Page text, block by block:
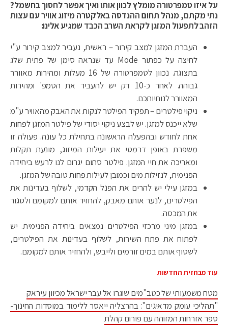
על איזו טמפרטורה מומלץ לכוון אותו ואיך אפשר לחסוך בחשמל?
נתי מקתם, מנהל תחום ההנדסה באלקטרה מיזוג אוויר עם עצות
הזהב לתפעול המזגן לקראת השרב הכבד שמגיע אלינו:
העברת המזגן למצב קירור – ראשית, נעביר למצב קירור ע"י
לחיצה על כפתור Mode עד שנראה סימן של פתית שלג
בתצוגה. נכוון לטמפרטורה של 16 מעלות ומהירות מאוורר
גבוהה. לאחר כ-10 דק יש להעביר את הטמפ' ומהירות
המאוורר לנוחיותכם.
ניקוי פילטרים – תפקיד הפילטר לנקות את האבק מהאוויר ע"מ
שלא ייכנס למזגן. יש לבצע ניקוי יסודי של פילטר המזגן לפחות
אחת לחודש ובהפעלה הראשונה בתחילת כל עונה. פעולה זו
משפרת באופן דרמטי את יעילות המיזוג, מונעת תקלות
ומאריכה את חיי המזגן. פילטר סתום יגרום לנו לרעש ביחידה
הפנימית, לנזילות מים וכמובן לעילות פחות טובה של המזגן.
במזגן עילי יש להרים את הפנל הקדמי, לשלוף בעדינות את
הפילטרים, לנער אותם מאבק, להחזיר אותם למקומם ולסגור
את המכסה.
במזגן מיני מרכזי הפילטרים נמצאים ביחידה הפנימית. יש
לפתוח את פתח השירות, לשלוף בעדינות את הפילטרים,
לשטוף אותם במים זורמים ולייבש, ולהחזיר אותם למקומם.
עוד מבחזית החדשות
מטח משמעותי של כטב"מים שוגרו אל עבר ישראל מכיוון עיראק
"תהליכי עומק מדאיגים": בהרצליה ייאסר ללימוד במוסדות החינוך-
ספר אזרחות המזוהה עם פורום קהלת